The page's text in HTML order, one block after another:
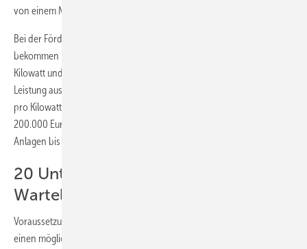
von einem Megawatt vorgesehen.
Bei der Förderung handelt es sich um eine Investitionszuschuss. So
bekommen Investoren in Anlagen mit einer Leistung zwischen 200
Kilowatt und einem Megawatt 200 Euro für jedes Kilowatt installierter
Leistung ausgezahlt. Für Anlagen unter 200 Kilowatt gibt es 300 Euro
pro Kilowatt. Die maximale Fördersumme pro Projekt ist aber auf
200.000 Euro für Anlagen ab 200 Kilowatt und auf 39.900 Euro für
Anlagen bis 200 Kilowatt gedeckelt.
20 Unternehmen kommen auf die
Warteliste
Voraussetzung für den Investitionszuschuss ist, dass die Anlagen auf
einen möglichst hohen Eigenverbrauch hin ausgelegt sind. Außerdem